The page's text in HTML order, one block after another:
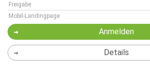
Freigabe
Mobil-Landingpage
Anmelden
Details